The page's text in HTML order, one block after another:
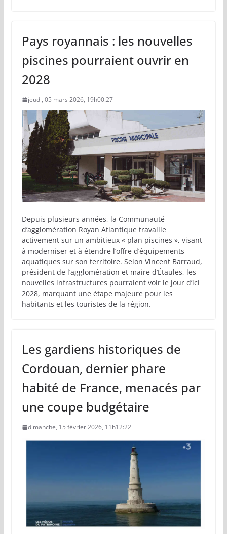
Pays royannais : les nouvelles
piscines pourraient ouvrir en
2028
jeudi, 05 mars 2026, 19h00:27
Depuis plusieurs années, la Communauté
d’agglomération Royan Atlantique travaille
activement sur un ambitieux « plan piscines », visant
à moderniser et à étendre l’offre d’équipements
aquatiques sur son territoire. Selon Vincent Barraud,
président de l’agglomération et maire d’Étaules, les
nouvelles infrastructures pourraient voir le jour d’ici
2028, marquant une étape majeure pour les
habitants et les touristes de la région.
Les gardiens historiques de
Cordouan, dernier phare
habité de France, menacés par
une coupe budgétaire
dimanche, 15 février 2026, 11h12:22